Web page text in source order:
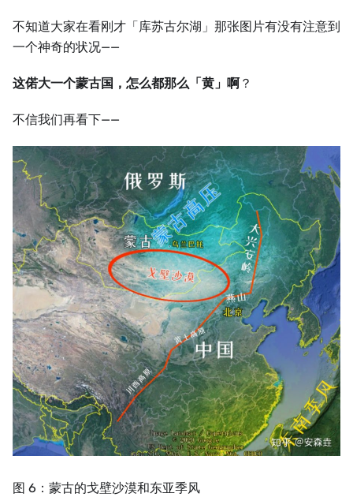
不知道大家在看刚才「库苏古尔湖」那张图片有没有注意到
一个神奇的状况——
这偌大一个蒙古国，怎么都那么「黄」啊？
不信我们再看下——
图 6：蒙古的戈壁沙漠和东亚季风